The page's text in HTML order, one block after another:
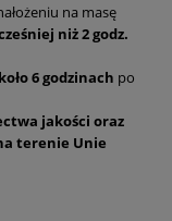
na masę
niż 2 godz.
6 godzinach po
jakości oraz
terenie Unie